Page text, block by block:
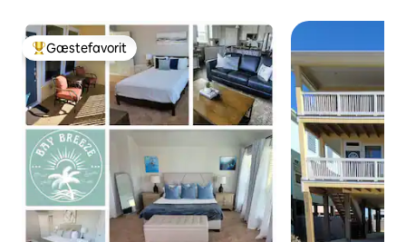
Bedste gæstefavorit
Gæstefavorit